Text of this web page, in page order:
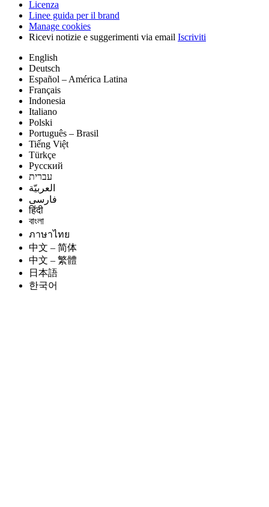
Licenza
Linee guida per il brand
Manage cookies
Ricevi notizie e suggerimenti via email Iscriviti
English
Deutsch
Español – América Latina
Français
Indonesia
Italiano
Polski
Português – Brasil
Tiếng Việt
Türkçe
Русский
עברית
العربيّة
فارسی
हिंदी
বাংলা
ภาษาไทย
中文 – 简体
中文 – 繁體
日本語
한국어